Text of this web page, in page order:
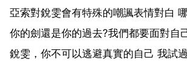
你血的時候再看準機會釋放 命中率可
亞索對銳雯會有特殊的嘲諷表情對白
你的劍還是你的過去?我們都要面對自
銳雯，你不可以逃避真實的自己 我試